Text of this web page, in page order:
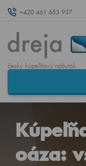
+420 461 653 937
český kúpeľňový nábytok
oáza: